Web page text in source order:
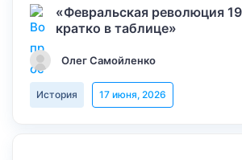
«Февральская революция
кратко в таблице»
Олег Самойленко
История 17 июня, 2026